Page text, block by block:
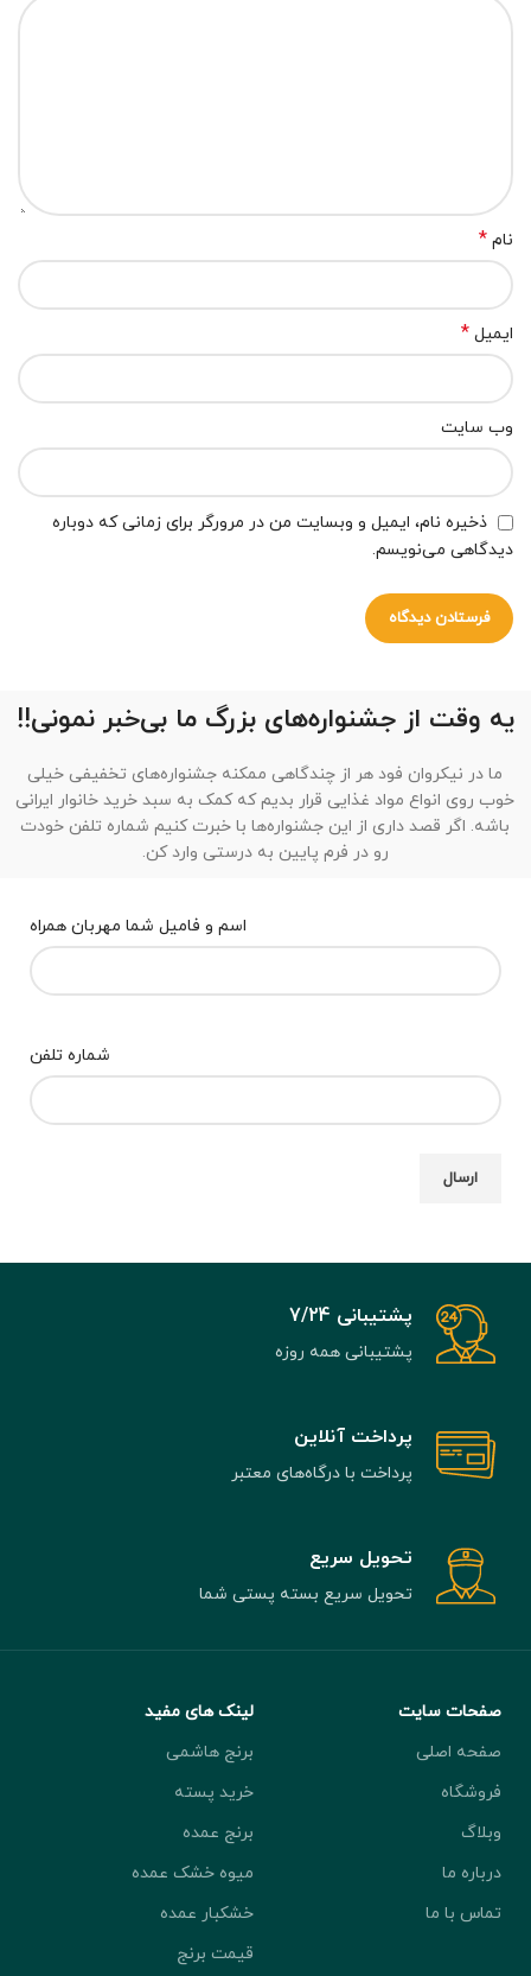
نام *
ایمیل *
وب‌ سایت
ذخیره نام، ایمیل و وبسایت من در مرورگر برای زمانی که دوباره
دیدگاهی می‌نویسم.
یه وقت از جشنواره‌های بزرگ ما بی‌خبر نمونی!!
ما در نیکروان فود هر از چندگاهی ممکنه جشنواره‌های تخفیفی خیلی
خوب روی انواع مواد غذایی قرار بدیم که کمک به سبد خرید خانوار ایرانی
باشه. اگر قصد داری از این جشنواره‌ها با خبرت کنیم شماره تلفن خودت
رو در فرم پایین به درستی وارد کن.
اسم و فامیل شما مهربان همراه
شماره تلفن
پشتیبانی 7/24
پشتیبانی همه روزه
پرداخت آنلاین
پرداخت با درگاه‌های معتبر
تحویل سریع
تحویل سریع بسته پستی شما
صفحات سایت
صفحه اصلی
فروشگاه
وبلاگ
درباره ما
تماس با ما
لینک های مفید
برنج هاشمی
خرید پسته
برنج عمده
میوه خشک عمده
خشکبار عمده
قیمت برنج